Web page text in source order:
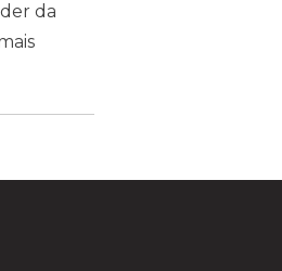
da